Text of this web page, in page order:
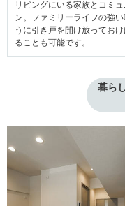
リビングにいる家族とコミ
ン。ファミリーライフの強
うに引き戸を開け放ってお
ることも可能です。
暮ら